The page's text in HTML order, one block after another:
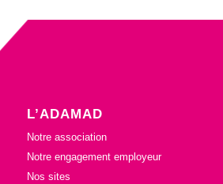
L’ADAMAD
Notre association
Notre engagement employeur
Nos sites